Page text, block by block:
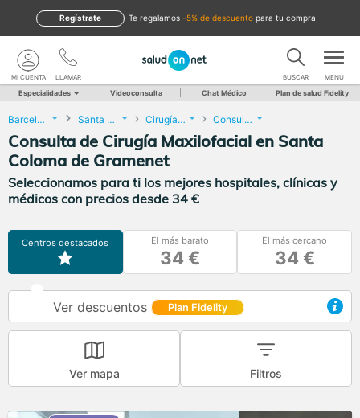
te regalamos -5% de descuento para tu compra
Regístrate
LLAMAR
MI CUENTA BUSCAR MENU
Especialidades Videoconsulta Chat Médico Plan de salud Fidelity
Barcelona Santa Coloma de Gramenet Cirugía Maxilofacial Consulta de Cirugía Maxilofacial
Consulta de Cirugía Maxilofacial en Santa
Coloma de Gramenet
Seleccionamos para ti los mejores hospitales, clínicas y
médicos con precios desde 34 €
Centros destacados El más barato
34 €
El más cercano
34 €
Ver descuentos Plan Fidelity
Ver mapa Filtros